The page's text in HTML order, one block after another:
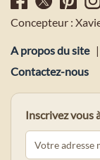
Concepteur :
A propos du site |
Contactez-nous
Inscrivez vous